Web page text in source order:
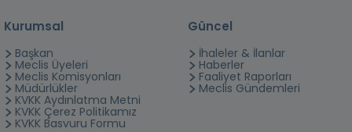
Kurumsal
Başkan
Meclis Üyeleri
Meclis Komisyonları
Müdürlükler
KVKK Aydınlatma Metni
KVKK Çerez Politikamız
KVKK Basvuru Formu
Güncel
İhaleler & İlanlar
Haberler
Faaliyet Raporları
Meclis Gündemleri